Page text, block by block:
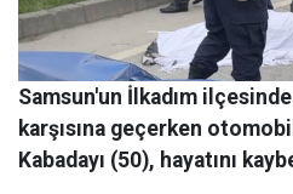
Samsun'un İlkadım
karşısına geçerken
Kabadayı (50), hayatını